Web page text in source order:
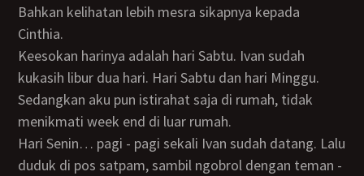
Bahkan kelihatan lebih mesra sikapnya kepada
Cinthia.
Keesokan harinya adalah hari Sabtu. Ivan sudah
kukasih libur dua hari. Hari Sabtu dan hari Minggu.
Sedangkan aku pun istirahat saja di rumah, tidak
menikmati week end di luar rumah.
Hari Senin… pagi - pagi sekali Ivan sudah datang. Lalu
duduk di pos satpam, sambil ngobrol dengan teman -